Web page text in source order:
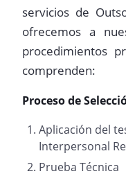
servicios de
ofrecemos a
procedimientos
comprenden:
Proceso de
Aplicación del
Interpersonal
Prueba Técnica